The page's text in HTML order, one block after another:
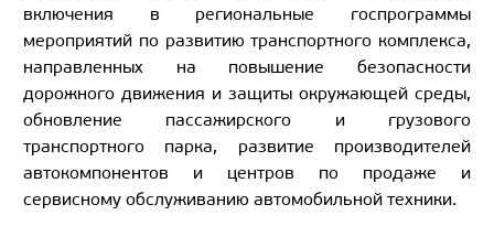
включения в региональные госпрограммы
мероприятий по развитию транспортного комплекса,
направленных на повышение безопасности
дорожного движения и защиты окружающей среды,
обновление пассажирского и грузового
транспортного парка, развитие производителей
автокомпонентов и центров по продаже и
сервисному обслуживанию автомобильной техники.